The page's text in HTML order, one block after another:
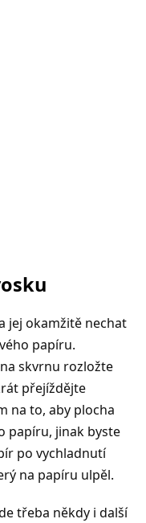
jej okamžitě nechat
papíru.
skvrnu rozložte
přejíždějte
na to, aby plocha
papíru, jinak byste
po vychladnutí
na papíru ulpěl.
třeba někdy i další